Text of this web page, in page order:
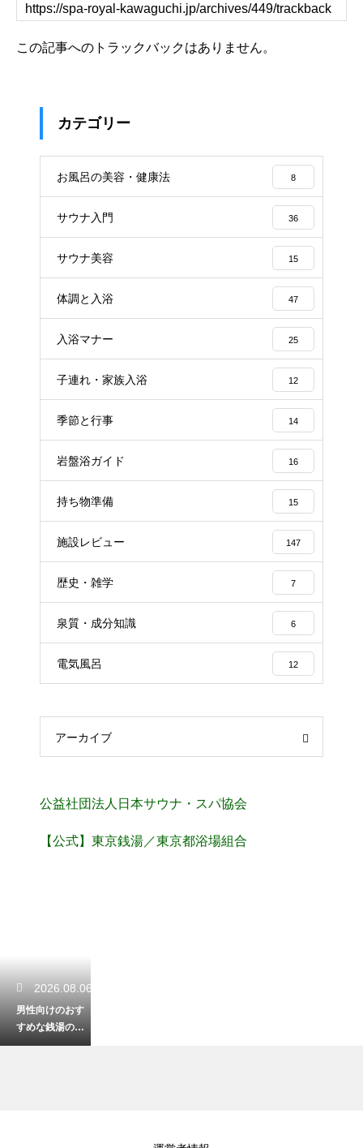
この記事へのトラックバックはありません。
カテゴリー
お風呂の美容・健康法 8
サウナ入門 36
サウナ美容 15
体調と入浴 47
入浴マナー 25
子連れ・家族入浴 12
季節と行事 14
岩盤浴ガイド 16
持ち物準備 15
施設レビュー 147
歴史・雑学 7
泉質・成分知識 6
電気風呂 12
アーカイブ
公益社団法人日本サウナ・スパ協会
【公式】東京銭湯／東京都浴場組合
2026.08.06
男性向けのおす
すめな銭湯のセ
ットの中身！こ